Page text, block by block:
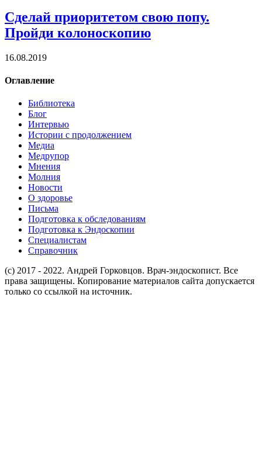
Сделай приоритетом свою попу.
Пройди колоноскопию
16.08.2019
Оглавление
Библиотека
Блог
Интервью
Истории с продолжением
Медиа
Медрупор
Мнения
Молния
Новости
О здоровье
Письма
Подготовка к обследованиям
Подготовка к Эндоскопии
Специалистам
Справочник
(c) 2017 - 2022. Андрей Горковцов. Врач-эндоскопист. Все
права защищены. Копирование материалов сайта допускается
только со ссылкой на источник.